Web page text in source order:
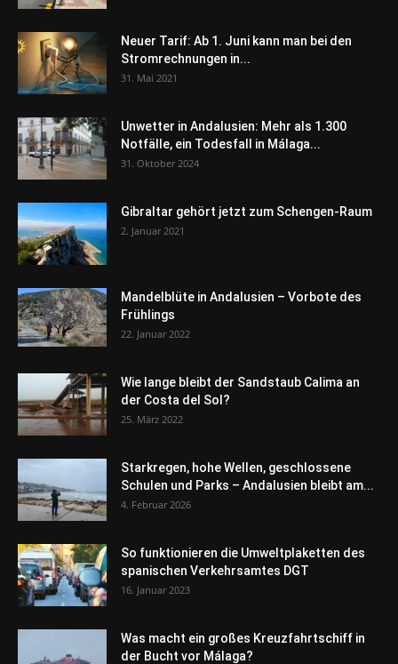
Neuer Tarif: Ab 1. Juni kann man bei den
Stromrechnungen in...
31. Mai 2021
Unwetter in Andalusien: Mehr als 1.300
Notfälle, ein Todesfall in Málaga...
31. Oktober 2024
Gibraltar gehört jetzt zum Schengen-Raum
2. Januar 2021
Mandelblüte in Andalusien – Vorbote des
Frühlings
22. Januar 2022
Wie lange bleibt der Sandstaub Calima an
der Costa del Sol?
25. März 2022
Starkregen, hohe Wellen, geschlossene
Schulen und Parks – Andalusien bleibt am...
4. Februar 2026
So funktionieren die Umweltplaketten des
spanischen Verkehrsamtes DGT
16. Januar 2023
Was macht ein großes Kreuzfahrtschiff in
der Bucht vor Málaga?